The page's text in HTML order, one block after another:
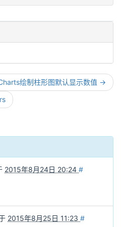
绘制柱形图默认显示数值 →
2015年8月24日 20:24 #
2015年8月25日 11:23 #